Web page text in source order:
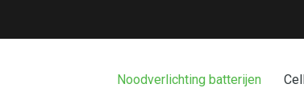
Noodverlichting batterijen